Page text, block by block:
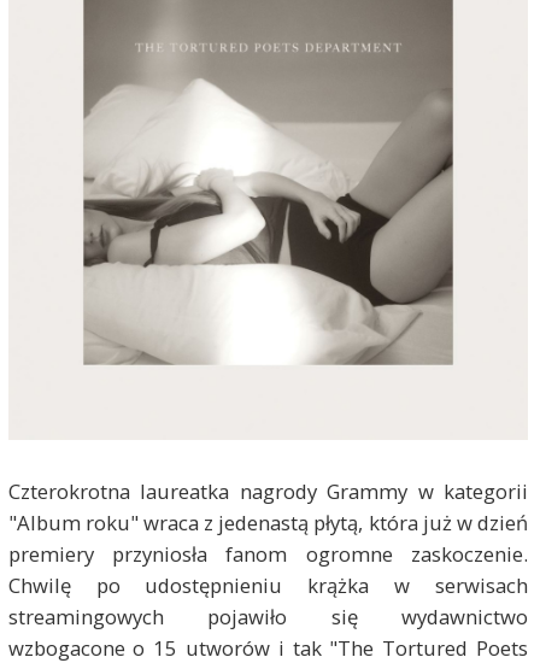
Czterokrotna laureatka nagrody Grammy w kategorii
"Album roku" wraca z jedenastą płytą, która już w dzień
premiery przyniosła fanom ogromne zaskoczenie.
Chwilę po udostępnieniu krążka w serwisach
streamingowych pojawiło się wydawnictwo
wzbogacone o 15 utworów i tak "The Tortured Poets